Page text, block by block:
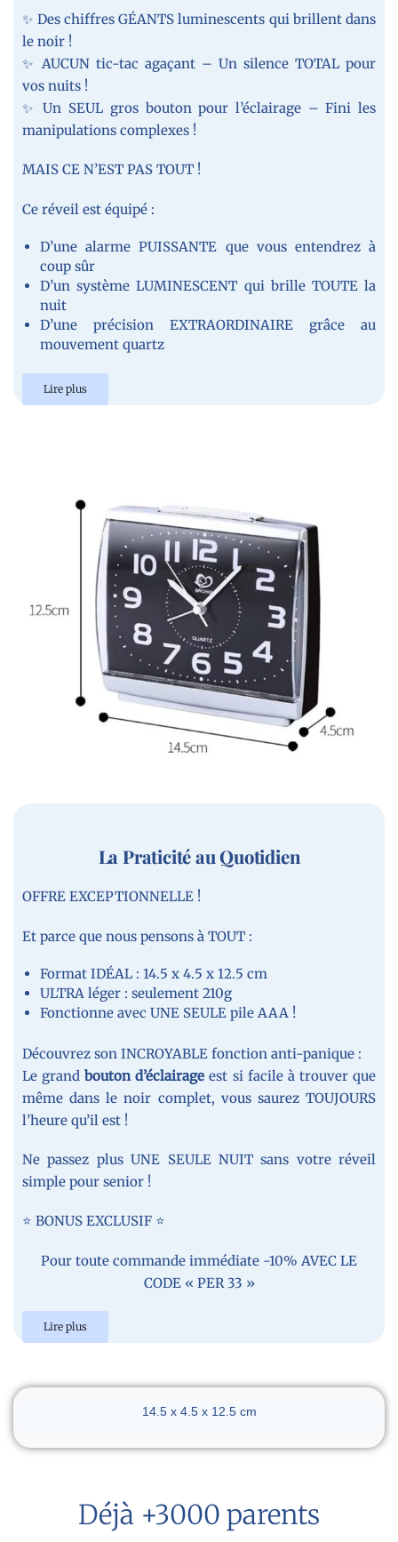
✨ Des chiffres GÉANTS luminescents qui brillent dans
le noir !
✨ AUCUN tic-tac agaçant – Un silence TOTAL pour
vos nuits !
✨ Un SEUL gros bouton pour l’éclairage – Fini les
manipulations complexes !
MAIS CE N’EST PAS TOUT !
Ce réveil est équipé :
D’une alarme PUISSANTE que vous entendrez à
coup sûr
D’un système LUMINESCENT qui brille TOUTE la
nuit
D’une précision EXTRAORDINAIRE grâce au
mouvement quartz
Lire plus
La Praticité au Quotidien
OFFRE EXCEPTIONNELLE !
Et parce que nous pensons à TOUT :
Format IDÉAL : 14.5 x 4.5 x 12.5 cm
ULTRA léger : seulement 210g
Fonctionne avec UNE SEULE pile AAA !
Découvrez son INCROYABLE fonction anti-panique :
Le grandbouton d’éclairage est si facile à trouver que
même dans le noir complet, vous saurez TOUJOURS
l’heure qu’il est !
Ne passez plus UNE SEULE NUIT sans votre réveil
simple pour senior !
⭐ BONUS EXCLUSIF ⭐
Pour toute commande immédiate -10% AVEC LE
CODE « PER 33 »
Lire plus
Dimensions du réveil
14.5 x 4.5 x 12.5 cm
Déjà +3000 parents